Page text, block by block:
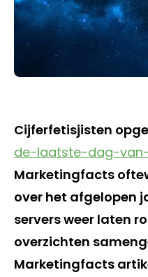
Cijferfetisjisten
de-laatste-dag-
Marketingfacts
over het afgelopen
servers weer laten
overzichten
Marketingfacts